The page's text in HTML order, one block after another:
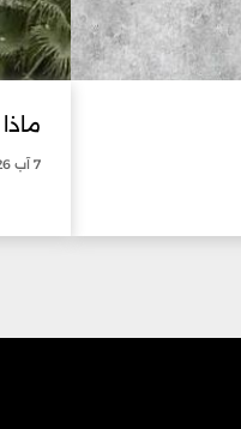
7 آب 2026